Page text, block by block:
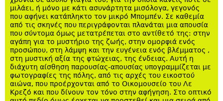
μιλάει, ή μόνο με κάτι ασυνάρτητα μισόλογα, γεγονός
που αφήνει κατάπληκτο τον μικρό Μπομπέν. Σε καθεμία
από τις σκηνές που περιγράφονται πλανάται μια απουσία
που σύντομα όμως μετατρέπεται στο αντίθετό της: στην
αγάπη για το μυστήριο της ζωής, στην ομορφιά ενός
προσώπου, στη λάμψη και την ευγένεια ενός βλέμματος ,
στη μυστική αξία της φτώχειας, της ένδειας. Αυτή η
διάχυτη αίσθηση παρουσίας-απουσίας υπογραμμίζεται με
φωτογραφίες της πόλης, από τις αρχές του εικοστού
αιώνα, που προέρχονται από το Οικομουσείο του Λε
Κρεζό και που δίνουν τον τόνο στην αφήγηση. Στο οπτικό